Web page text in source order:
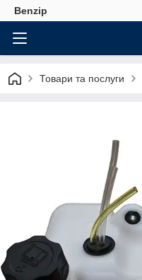
Benzip
Товари та послуги